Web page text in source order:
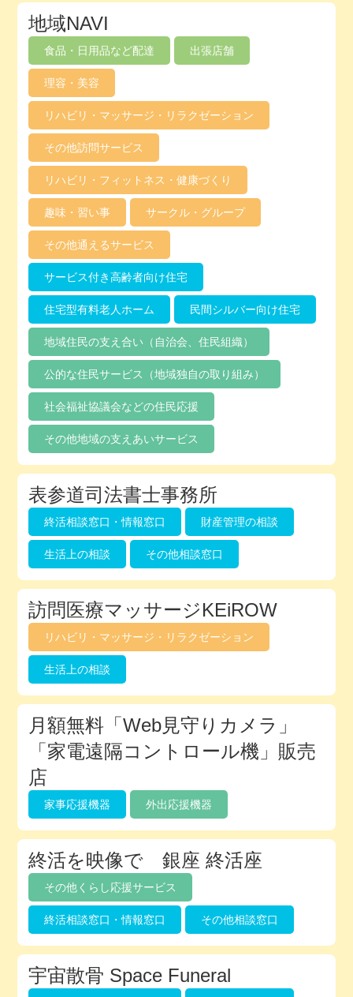
地域NAVI
食品・日用品など配達 出張店舗
理容・美容
リハビリ・マッサージ・リラクゼーション
その他訪問サービス
リハビリ・フィットネス・健康づくり
趣味・習い事 サークル・グループ
その他通えるサービス
サービス付き高齢者向け住宅
住宅型有料老人ホーム 民間シルバー向け住宅
地域住民の支え合い（自治会、住民組織）
公的な住民サービス（地域独自の取り組み）
社会福祉協議会などの住民応援
その他地域の支えあいサービス
表参道司法書士事務所
終活相談窓口・情報窓口 財産管理の相談
生活上の相談 その他相談窓口
訪問医療マッサージKEiROW
リハビリ・マッサージ・リラクゼーション
生活上の相談
月額無料「Web見守りカメラ」
「家電遠隔コントロール機」販売
店
家事応援機器 外出応援機器
終活を映像で 銀座 終活座
その他くらし応援サービス
終活相談窓口・情報窓口 その他相談窓口
宇宙散骨 Space Funeral